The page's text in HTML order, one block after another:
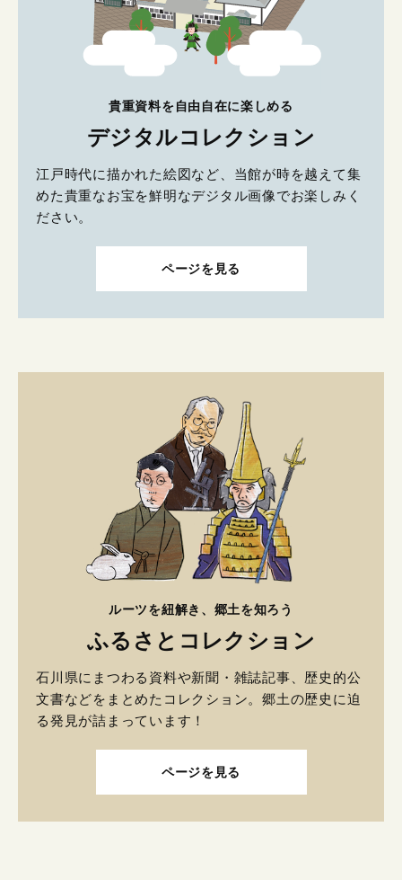
貴重資料を自由自在に楽しめる
デジタルコレクション
江戸時代に描かれた絵図など、当館が時を越えて集
めた貴重なお宝を鮮明なデジタル画像でお楽しみく
ださい。
ページを見る
ルーツを紐解き、郷土を知ろう
ふるさとコレクション
石川県にまつわる資料や新聞・雑誌記事、歴史的公
文書などをまとめたコレクション。郷土の歴史に迫
る発見が詰まっています！
ページを見る